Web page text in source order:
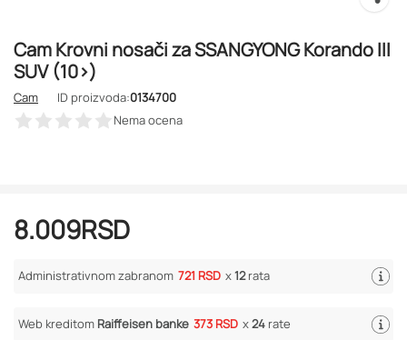
Cam Krovni nosači za SSANGYONG Korando III
SUV (10>)
Cam ID proizvoda:0134700
Nema ocena
8.009RSD
Administrativnom zabranom 721 RSD x12rata
Web kreditom Raiffeisen banke 373 RSD x24 rate